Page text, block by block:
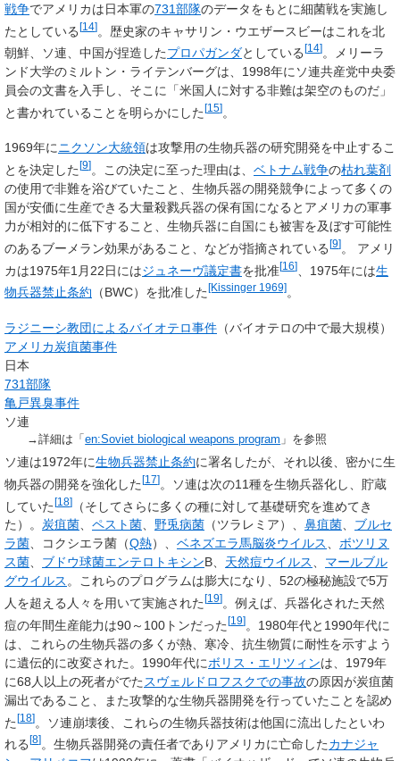
戦争でアメリカは日本軍の731部隊のデータをもとに細菌戦を実施し
たとしている[14]。歴史家のキャサリン・ウエザースビーはこれを北
朝鮮、ソ連、中国が捏造したプロパガンダとしている [14] 。メリーラ
ンド大学のミルトン・ライテンバーグは、1998年にソ連共産党中央委
員会の文書を入手し、そこに「米国人に対する非難は架空のものだ」
と書かれていることを明らかにした [15] 。
1969年にニクソン大統領は攻撃用の生物兵器の研究開発を中止するこ
とを決定した [9] 。この決定に至った理由は、 ベトナム戦争の枯れ葉剤
の使用で非難を浴びていたこと、生物兵器の開発競争によって多くの
国が安価に生産できる大量殺戮兵器の保有国になるとアメリカの軍事
力が相対的に低下すること、生物兵器に自国にも被害を及ぼす可能性
のあるブーメラン効果があること、などが指摘されている[9]。 アメリ
カは1975年1月22日にはジュネーヴ議定書を批准[16] 、1975年には生
物兵器禁止条約 （BWC）を批准した [Kissinger 1969] 。
ラジニーシ教団によるバイオテロ事件 （バイオテロの中で最大規模）
アメリカ炭疽菌事件
日本
731部隊
亀戸異臭事件
ソ連
→詳細は「en:Soviet biological weapons program 」を参照
ソ連は1972年に生物兵器禁止条約に署名したが、それ以後、密かに生
物兵器の開発を強化した[17]。ソ連は次の11種を生物兵器化し、貯蔵
していた[18]
（そしてさらに多くの種に対して基礎研究を進めてき
た）。 炭疽菌 ペスト菌 野兎病菌 （ツラレミア）、 鼻疽菌
ブルセ
ラ菌 、コクシエラ菌（Q熱）、 ベネズエラ馬脳炎ウイルス
ボツリヌ
ス菌
ブドウ球菌エンテロトキシンB、 天然痘ウイルス
マールブル
グウイルス 。これらのプログラムは膨大になり、52の極秘施設で5万
人を超える人々を用いて実施された [19] 。例えば、兵器化された天然
痘の年間生産能力は90～100トンだった[19]。1980年代と1990年代に
は、これらの生物兵器の多くが熱、寒冷、抗生物質に耐性を示すよう
に遺伝的に改変された。1990年代にボリス・エリツィンは、1979年
に68人以上の死者がでた スヴェルドロフスクでの事故の原因が炭疽菌
漏出であること、また攻撃的な生物兵器開発を行っていたことを認め
た[18]
。ソ連崩壊後、これらの生物兵器技術は他国に流出したといわ
れる [8] 。生物兵器開発の責任者でありアメリカに亡命したカナジャ